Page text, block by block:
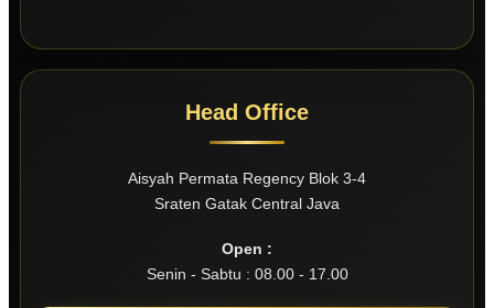
Head Office
Aisyah Permata Regency Blok 3-4
Sraten Gatak Central Java
Open :
Senin - Sabtu : 08.00 - 17.00